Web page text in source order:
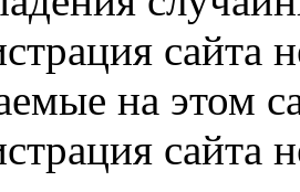
сайта
на этом
сайта